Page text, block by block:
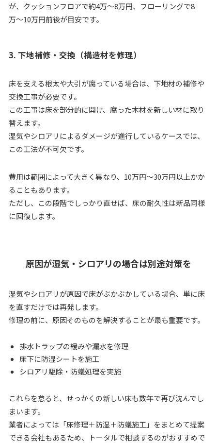
が、クッションフロアで約4万〜8万円、フローリングで8
万〜10万円前後が目安です。
3. 下地補修・交換（構造材を修理）
床を支える根太や大引が腐っている場合は、下地材の補修や
交換工事が必要です。
この工事は床を部分的に開け、腐った木材を新しい材に取り
替えます。
湿気やシロアリによるダメージが進行しているケースでは、
この工法が不可欠です。
費用は範囲によって大きく異なり、10万円〜30万円以上かか
ることもあります。
ただし、この段階でしっかり直せば、床の耐久性は新品同様
に回復します。
原因が湿気・シロアリの場合は別途対策を
湿気やシロアリが原因で床がぶかぶかしている場合、単に床
を直すだけでは再発します。
修理の前に、原因そのものを解決することが最も重要です。
排水トラップの緩みや漏水を修理
床下に防湿シートを施工
シロアリ駆除・防蟻処理を実施
これらを怠ると、せっかくの新しい床も数年で再び沈んでし
まいます。
業者によっては「床修理＋防湿＋防蟻施工」をまとめて提案
できる会社もあるため、トータルで相談するのがおすすめで